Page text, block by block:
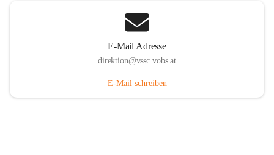
E-Mail Adresse
direktion@vssc.vobs.at
E-Mail schreiben